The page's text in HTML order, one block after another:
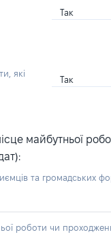
Так
які
Так
майбутньої
та
роботи чи